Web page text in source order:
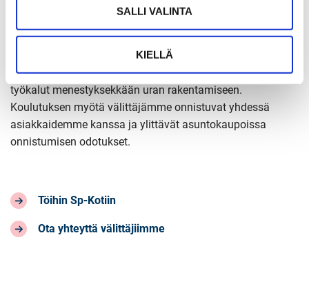
SALLI VALINTA
KIELLÄ
ajantasaista ja turvallista palvelua asuntoasioissa.
Sp-Koti Akatemia valmistaa välittäjät olemaan parhaita
mahdollisia kumppaneita asiakkaillemme ja antaa heille
työkalut menestyksekkään uran rakentamiseen.
Koulutuksen myötä välittäjämme onnistuvat yhdessä
asiakkaidemme kanssa ja ylittävät asuntokaupoissa
onnistumisen odotukset.
Töihin Sp-Kotiin
Ota yhteyttä välittäjiimme